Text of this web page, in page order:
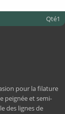
Qté1
pour la filature
peignée et semi-
des lignes de